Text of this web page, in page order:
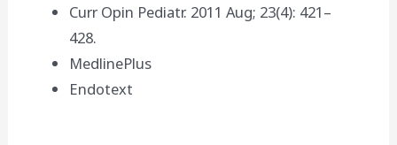
Curr Opin Pediatr. 2011 Aug; 23(4): 421–
428.
MedlinePlus
Endotext